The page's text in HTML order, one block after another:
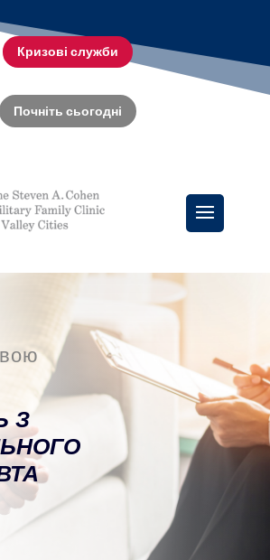
Кризові служби
Почніть сьогодні
З